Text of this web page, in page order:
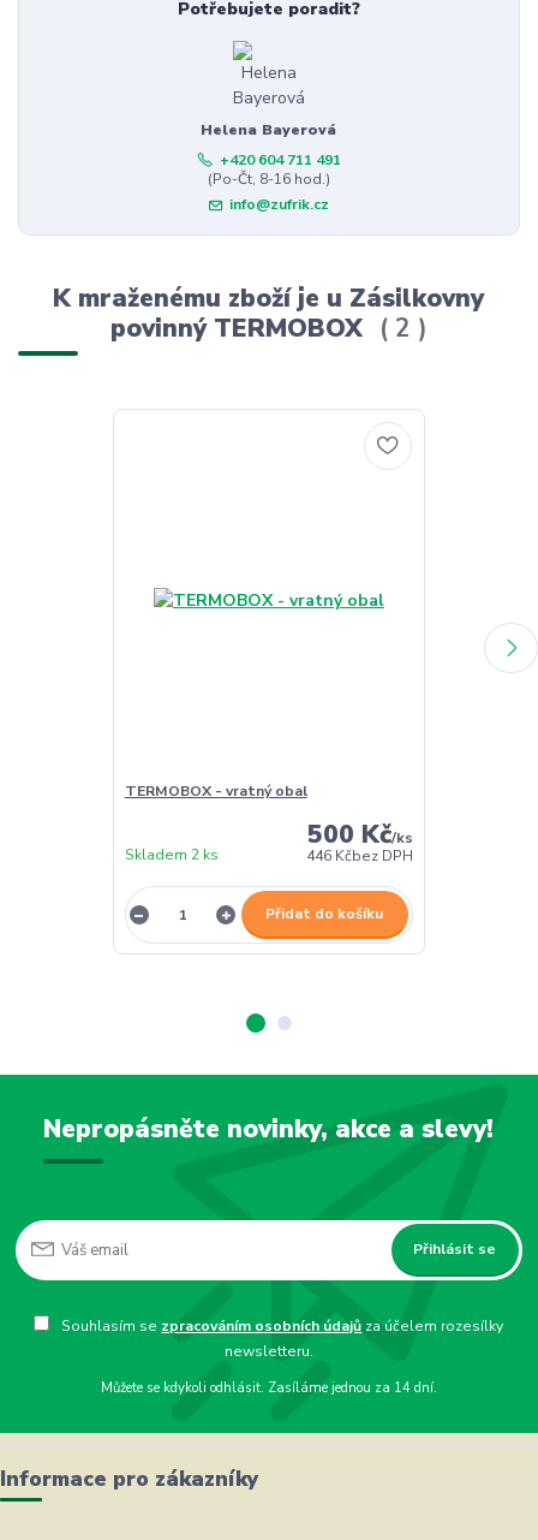
Potřebujete poradit?
Helena Bayerová
+420 604 711 491
(Po-Čt, 8-16 hod.)
info@zufrik.cz
K mraženému zboží je u Zásilkovny
povinný TERMOBOX
2
TERMOBOX - vratný obal
500 Kč/ks
446 Kčbez DPH
Skladem 2 ks
Přidat do košíku
Nepropásněte novinky, akce a slevy!
Přihlásit se
Souhlasím se zpracováním osobních údajů za účelem rozesílky
newsletteru.
Můžete se kdykoli odhlásit. Zasíláme jednou za 14 dní.
Informace pro zákazníky